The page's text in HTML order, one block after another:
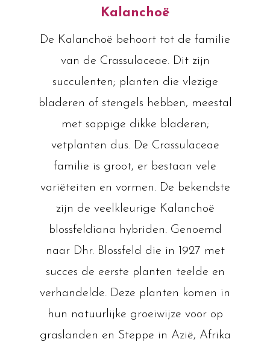
Kalanchoë
De Kalanchoë behoort tot de familie
van de Crassulaceae. Dit zijn
succulenten; planten die vlezige
bladeren of stengels hebben, meestal
met sappige dikke bladeren;
vetplanten dus. De Crassulaceae
familie is groot, er bestaan vele
variëteiten en vormen. De bekendste
zijn de veelkleurige Kalanchoë
blossfeldiana hybriden. Genoemd
naar Dhr. Blossfeld die in 1927 met
succes de eerste planten teelde en
verhandelde. Deze planten komen in
hun natuurlijke groeiwijze voor op
graslanden en Steppe in Azië, Afrika